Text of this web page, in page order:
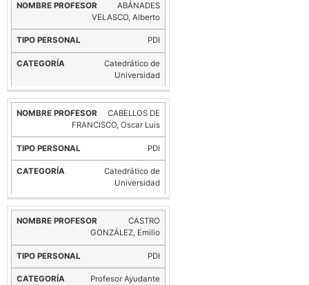
Nombre
Tipo
Personal
Categoría
ABÁNADES
VELASCO, Alberto
PDI
Catedrático de
Universidad
CABELLOS DE
FRANCISCO, Oscar Luis
PDI
Catedrático de
Universidad
CASTRO
GONZÁLEZ, Emilio
PDI
Profesor Ayudante